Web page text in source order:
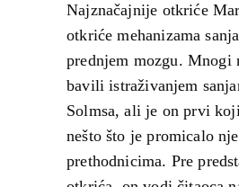
Najznačajnije otkriće
otkriće mehanizama
prednjem mozgu. Mnogi
bavili istraživanjem
Solmsa, ali je on prvi
nešto što je promicalo
prethodnicima. Pre